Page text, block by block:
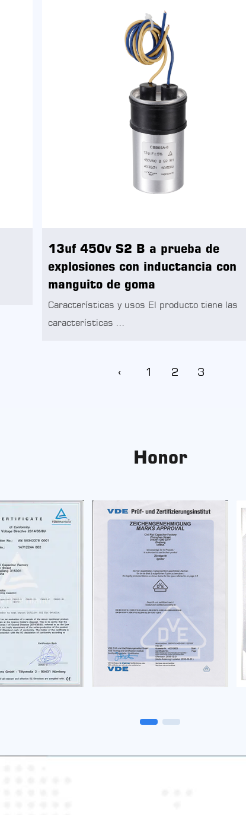
13uf 450v S2 B a prueba de
explosiones con inductancia con
manguito de goma
Características y usos El producto tiene las
características ...
‹ 1 2 3
Honor